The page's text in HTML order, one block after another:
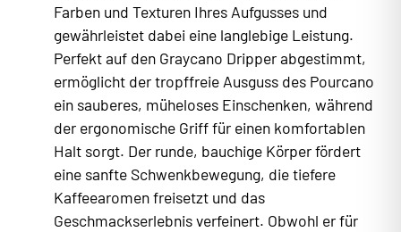
Farben und Texturen Ihres Aufgusses und
gewährleistet dabei eine langlebige Leistung.
Perfekt auf den Graycano Dripper abgestimmt,
ermöglicht der tropffreie Ausguss des Pourcano
ein sauberes, müheloses Einschenken, während
der ergonomische Griff für einen komfortablen
Halt sorgt. Der runde, bauchige Körper fördert
eine sanfte Schwenkbewegung, die tiefere
Kaffeearomen freisetzt und das
Geschmackserlebnis verfeinert. Obwohl er für